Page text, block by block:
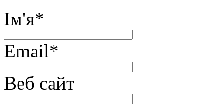
Ім'я*
Email*
Веб сайт